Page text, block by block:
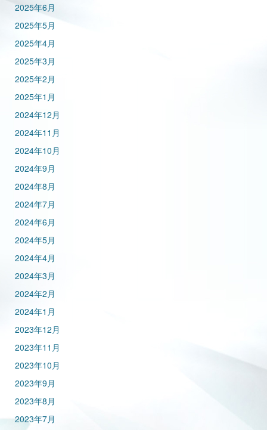
2025年6月
2025年5月
2025年4月
2025年3月
2025年2月
2025年1月
2024年12月
2024年11月
2024年10月
2024年9月
2024年8月
2024年7月
2024年6月
2024年5月
2024年4月
2024年3月
2024年2月
2024年1月
2023年12月
2023年11月
2023年10月
2023年9月
2023年8月
2023年7月